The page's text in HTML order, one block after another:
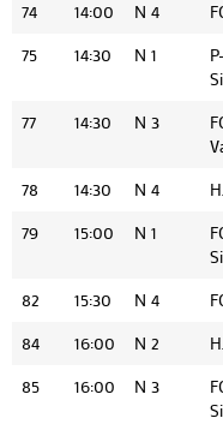
74
14:00 N 4
75
14:30 N 1
77 14:30 N 3
78 14:30 N 4
79
15:00 N 1
82 15:30 N 4
84
16:00 N 2
85
16:00 N 3